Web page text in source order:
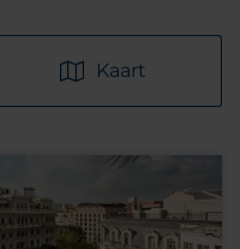
Kaart